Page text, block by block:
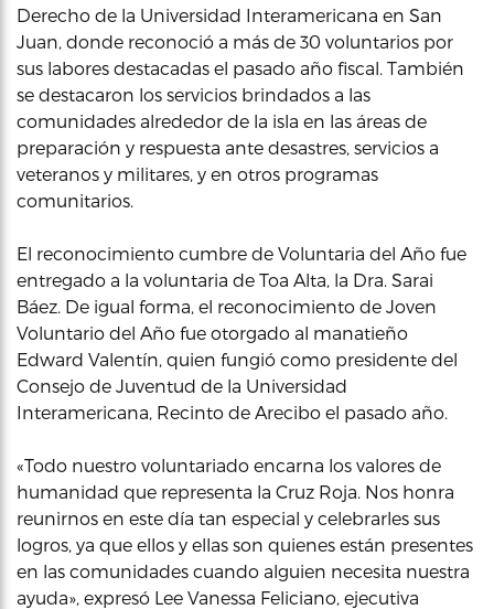
Derecho de la Universidad Interamericana en San
Juan, donde reconoció a más de 30 voluntarios por
sus labores destacadas el pasado año fiscal. También
se destacaron los servicios brindados a las
comunidades alrededor de la isla en las áreas de
preparación y respuesta ante desastres, servicios a
veteranos y militares, y en otros programas
comunitarios.
El reconocimiento cumbre de Voluntaria del Año fue
entregado a la voluntaria de Toa Alta, la Dra. Sarai
Báez. De igual forma, el reconocimiento de Joven
Voluntario del Año fue otorgado al manatieño
Edward Valentín, quien fungió como presidente del
Consejo de Juventud de la Universidad
Interamericana, Recinto de Arecibo el pasado año.
«Todo nuestro voluntariado encarna los valores de
humanidad que representa la Cruz Roja. Nos honra
reunirnos en este día tan especial y celebrarles sus
logros, ya que ellos y ellas son quienes están presentes
en las comunidades cuando alguien necesita nuestra
ayuda», expresó Lee Vanessa Feliciano, ejecutiva